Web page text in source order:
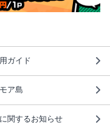
ガイド
ア島
関するお知らせ